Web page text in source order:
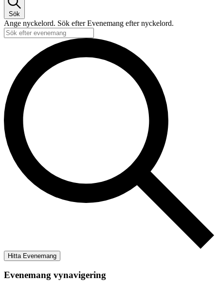
Sök
Ange nyckelord. Sök efter Evenemang efter nyckelord.
Hitta Evenemang
Evenemang vynavigering